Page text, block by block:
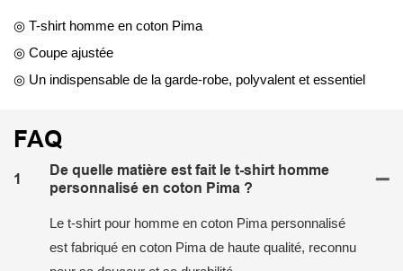
◎ T-shirt homme en coton Pima
◎ Coupe ajustée
◎ Un indispensable de la garde-robe, polyvalent et essentiel
FAQ
1
De quelle matière est fait le t-shirt homme
personnalisé en coton Pima ?
Le t-shirt pour homme en coton Pima personnalisé
est fabriqué en coton Pima de haute qualité, reconnu